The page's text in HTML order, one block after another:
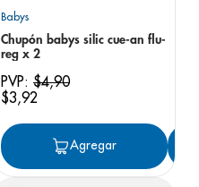
Agregar
Babys
Chupón babys silic cue-an flu-
reg x 2
PVP: $4,90
$3,92
Agregar